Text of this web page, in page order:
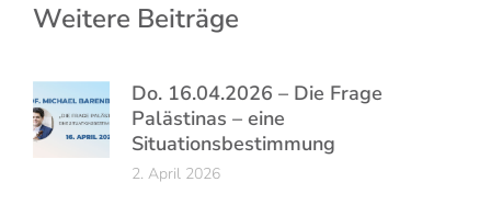
Weitere Beiträge
Do. 16.04.2026 – Die Frage
Palästinas – eine
Situationsbestimmung
2. April 2026